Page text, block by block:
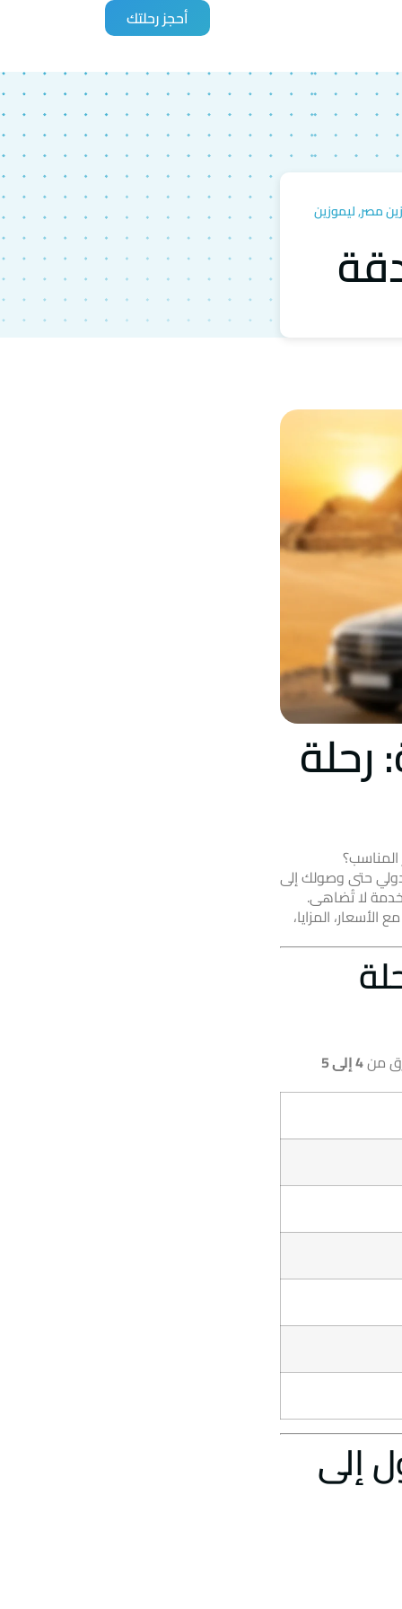
أحجز رحلتك
مصر,ليموزين
رحلة
حتى وصولك إلى
الأسعار، المزايا،
من 4 إلى 5
إلى